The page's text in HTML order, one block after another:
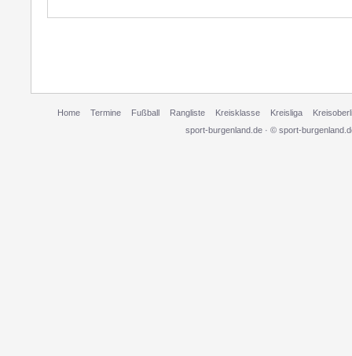
Home Termine Fußball Rangliste Kreisklasse Kreisliga
sport-burgenland.de · © sport-